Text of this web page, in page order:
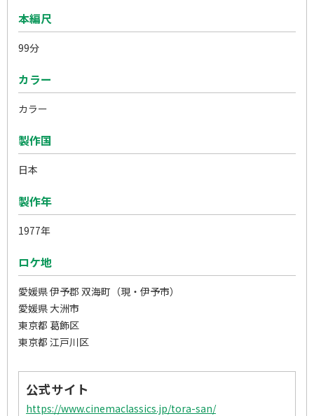
本編尺
99分
カラー
カラー
製作国
日本
製作年
1977年
ロケ地
愛媛県 伊予郡 双海町（現・伊予市）
愛媛県 大洲市
東京都 葛飾区
東京都 江戸川区
公式サイト
https://www.cinemaclassics.jp/tora-san/